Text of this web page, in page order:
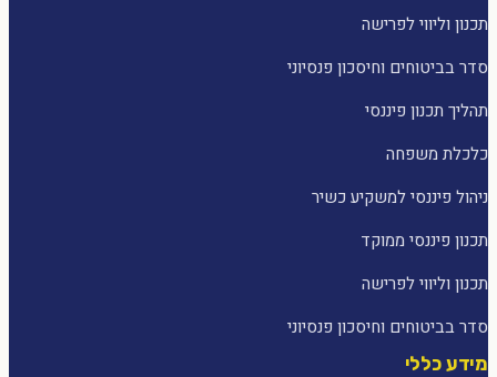
תכנון וליווי לפרישה
סדר בביטוחים וחיסכון פנסיוני
תהליך תכנון פיננסי
כלכלת משפחה
ניהול פיננסי למשקיע כשיר
תכנון פיננסי ממוקד
תכנון וליווי לפרישה
סדר בביטוחים וחיסכון פנסיוני
מידע כללי